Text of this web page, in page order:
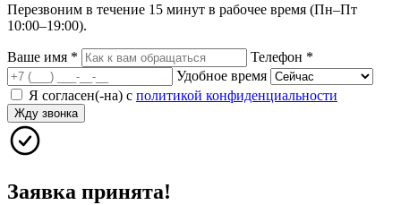
Перезвоним в течение 15 минут в рабочее время (Пн–Пт
10:00–19:00).
Ваше имя * Телефон *
Удобное время
Я согласен(-на) с политикой конфиденциальности
Жду звонка
Заявка принята!